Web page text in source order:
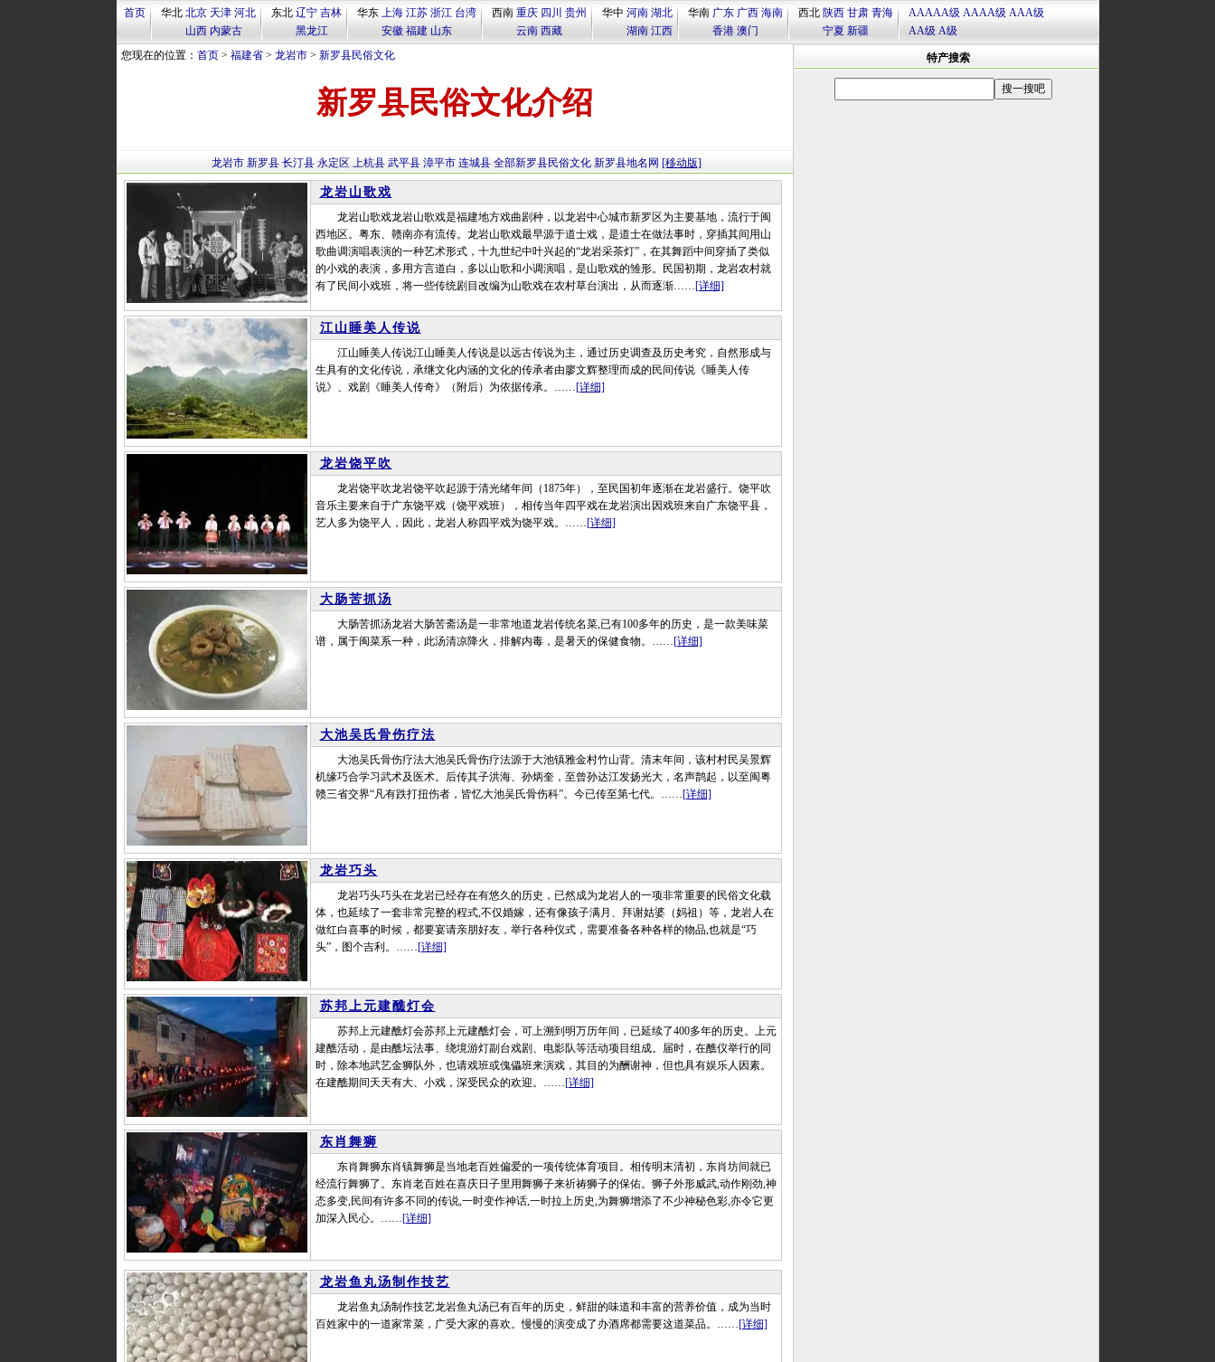
首页 华北 北京 天津 河北
山西 内蒙古
东北 辽宁 吉林
黑龙江
华东 上海 江苏 浙江 台湾
安徽 福建 山东
西南 重庆 四川 贵州
云南 西藏
华中 河南 湖北
湖南 江西
华南 广东 广西 海南
香港 澳门
西北 陕西 甘肃 青海
宁夏 新疆
AAAAA级 AAAA级 AAA级
AA级 A级
您现在的位置： 首页> 福建省> 龙岩市> 新罗县民俗文化
新罗县民俗文化介绍
龙岩市 新罗县 长汀县 永定区 上杭县 武平县 漳平市 连城县 全部新罗县民俗文化 新罗县地名网 [移动版]
龙岩山歌戏
龙岩山歌戏龙岩山歌戏是福建地方戏曲剧种，以龙岩中心城市新罗区为主要基地，流行于闽
西地区。粤东、赣南亦有流传。龙岩山歌戏最早源于道士戏，是道士在做法事时，穿插其间用山
歌曲调演唱表演的一种艺术形式，十九世纪中叶兴起的“龙岩采茶灯”，在其舞蹈中间穿插了类似
的小戏的表演，多用方言道白，多以山歌和小调演唱，是山歌戏的雏形。民国初期，龙岩农村就
有了民间小戏班，将一些传统剧目改编为山歌戏在农村草台演出，从而逐渐……[详细]
江山睡美人传说
江山睡美人传说江山睡美人传说是以远古传说为主，通过历史调查及历史考究，自然形成与
生具有的文化传说，承继文化内涵的文化的传承者由廖文辉整理而成的民间传说《睡美人传
说》、戏剧《睡美人传奇》（附后）为依据传承。……[详细]
龙岩饶平吹
龙岩饶平吹龙岩饶平吹起源于清光绪年间（1875年），至民国初年逐渐在龙岩盛行。饶平吹
音乐主要来自于广东饶平戏（饶平戏班），相传当年四平戏在龙岩演出因戏班来自广东饶平县，
艺人多为饶平人，因此，龙岩人称四平戏为饶平戏。……[详细]
大肠苦抓汤
大肠苦抓汤龙岩大肠苦斋汤是一非常地道龙岩传统名菜,已有100多年的历史，是一款美味菜
谱，属于闽菜系一种，此汤清凉降火，排解内毒，是暑天的保健食物。……[详细]
大池吴氏骨伤疗法
大池吴氏骨伤疗法大池吴氏骨伤疗法源于大池镇雅金村竹山背。清末年间，该村村民吴景辉
机缘巧合学习武术及医术。后传其子洪海、孙炳奎，至曾孙达江发扬光大，名声鹊起，以至闽粤
赣三省交界“凡有跌打扭伤者，皆忆大池吴氏骨伤科”。今已传至第七代。……[详细]
龙岩巧头
龙岩巧头巧头在龙岩已经存在有悠久的历史，已然成为龙岩人的一项非常重要的民俗文化载
体，也延续了一套非常完整的程式,不仅婚嫁，还有像孩子满月、拜谢姑婆（妈祖）等，龙岩人在
做红白喜事的时候，都要宴请亲朋好友，举行各种仪式，需要准备各种各样的物品,也就是“巧
头”，图个吉利。……[详细]
苏邦上元建醮灯会
苏邦上元建醮灯会苏邦上元建醮灯会，可上溯到明万历年间，已延续了400多年的历史。上元
建醮活动，是由醮坛法事、绕境游灯副台戏剧、电影队等活动项目组成。届时，在醮仪举行的同
时，除本地武艺金狮队外，也请戏班或傀儡班来演戏，其目的为酬谢神，但也具有娱乐人因素。
在建醮期间天天有大、小戏，深受民众的欢迎。……[详细]
东肖舞狮
东肖舞狮东肖镇舞狮是当地老百姓偏爱的一项传统体育项目。相传明末清初，东肖坊间就已
经流行舞狮了。东肖老百姓在喜庆日子里用舞狮子来祈祷狮子的保佑。狮子外形威武,动作刚劲,神
态多变,民间有许多不同的传说,一时变作神话,一时拉上历史,为舞狮增添了不少神秘色彩,亦令它更
加深入民心。……[详细]
龙岩鱼丸汤制作技艺
龙岩鱼丸汤制作技艺龙岩鱼丸汤已有百年的历史，鲜甜的味道和丰富的营养价值，成为当时
百姓家中的一道家常菜，广受大家的喜欢。慢慢的演变成了办酒席都需要这道菜品。……[详细]
特产搜索